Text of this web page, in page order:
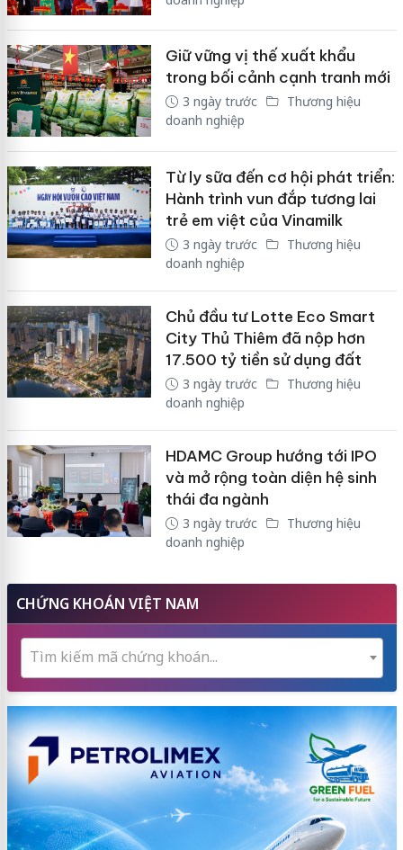
Giữ vững vị thế xuất khẩu
trong bối cảnh cạnh tranh mới
3 ngày trước
Thương hiệu
doanh nghiệp
Từ ly sữa đến cơ hội phát triển:
Hành trình vun đắp tương lai
trẻ em việt của Vinamilk
3 ngày trước
Thương hiệu
doanh nghiệp
Chủ đầu tư Lotte Eco Smart
City Thủ Thiêm đã nộp hơn
17.500 tỷ tiền sử dụng đất
3 ngày trước
Thương hiệu
doanh nghiệp
HDAMC Group hướng tới IPO
và mở rộng toàn diện hệ sinh
thái đa ngành
3 ngày trước
Thương hiệu
doanh nghiệp
CHỨNG KHOÁN VIỆT NAM
Tìm kiếm mã chứng khoán...